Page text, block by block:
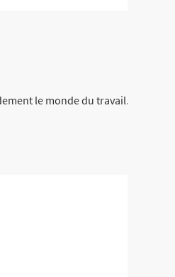
le monde du travail. Cette